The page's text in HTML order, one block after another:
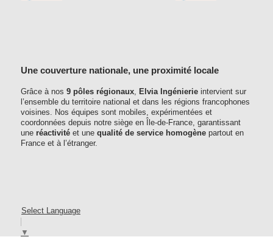
Une couverture nationale, une proximité locale
Grâce à nos 9 pôles régionaux, Elvia Ingénierie intervient sur
l’ensemble du territoire national et dans les régions francophones
voisines. Nos équipes sont mobiles, expérimentées et
coordonnées depuis notre siège en Île-de-France, garantissant
une réactivité et une qualité de service homogène partout en
France et à l’étranger.
Select Language
▼